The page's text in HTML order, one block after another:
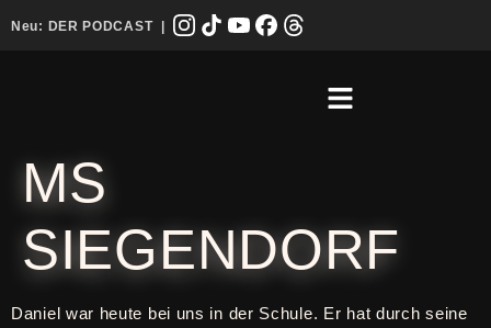
Neu: DER PODCAST|
MS
SIEGENDORF
Daniel war heute bei uns in der Schule. Er hat durch seine